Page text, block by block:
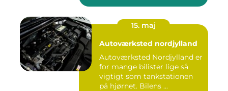
15. maj
Autoværksted nordjylland
Autoværksted Nordjylland er
for mange bilister lige så
vigtigt som tankstationen
på hjørnet. Bilens ...